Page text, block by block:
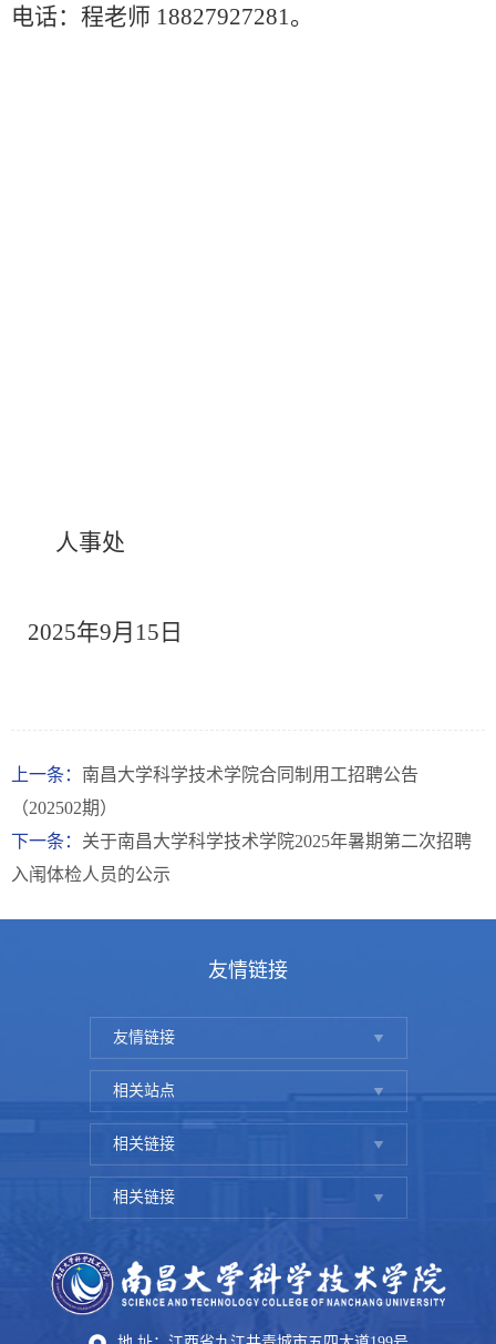
电话：程老师 18827927281。
人事处
2025年9月15日
上一条： 南昌大学科学技术学院合同制用工招聘公告
（202502期）
下一条： 关于南昌大学科学技术学院2025年暑期第二次招聘
入闱体检人员的公示
友情链接
友情链接
相关站点
相关链接
相关链接